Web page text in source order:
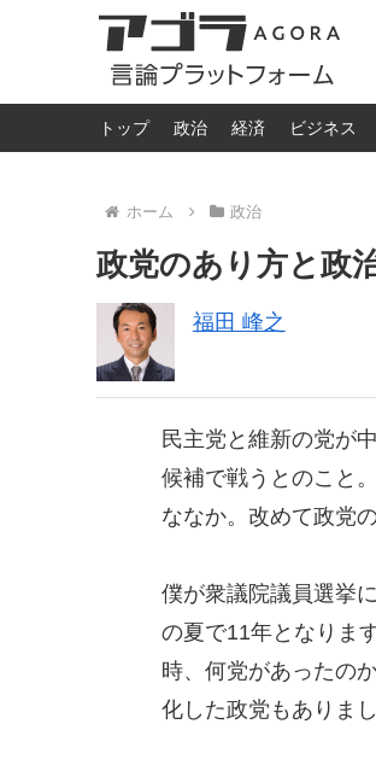
トップ 政治 経済 ビジネス
ホーム 政治
政党のあり方と政
福田 峰之
民主党と維新の党が
候補で戦うとのこと
ななか。改めて政党
僕が衆議院議員選挙
の夏で11年となりま
時、何党があったの
化した政党もありま